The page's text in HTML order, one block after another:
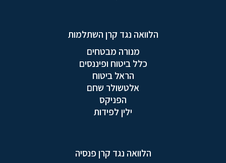
הלוואה נגד קרן השתלמות
מנורה מבטחים
כלל ביטוח ופיננסים
הראל ביטוח
אלטשולר שחם
הפניקס
ילין לפידות
הלוואה נגד קרן פנסיה